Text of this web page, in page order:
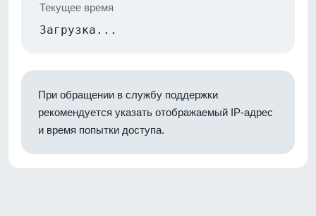
Текущее время
Загрузка...
При обращении в службу поддержки
рекомендуется указать отображаемый IP-адрес
и время попытки доступа.